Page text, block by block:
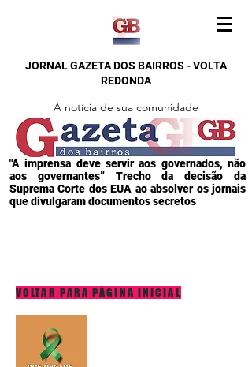
JORNAL GAZETA DOS BAIRROS - VOLTA
REDONDA
A notícia de sua comunidade
"A imprensa deve servir aos governados, não
aos governantes” Trecho da decisão da
Suprema Corte dos EUA ao absolver os jornais
que divulgaram documentos secretos
VOLTAR PARA PÁGINA INICIAL